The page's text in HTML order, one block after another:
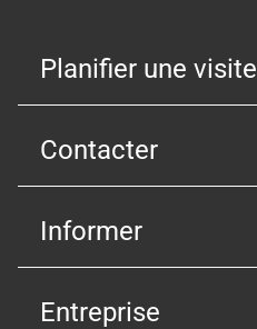
Planifier une visite
Contacter
Informer
Entreprise